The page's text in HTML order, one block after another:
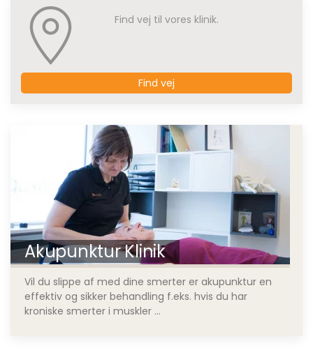
Find vej til vores klinik.
Find vej
Akupunktur Klinik
Vil du slippe af med dine smerter er akupunktur en
effektiv og sikker behandling f.eks. hvis du har
kroniske smerter i muskler ...